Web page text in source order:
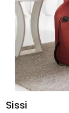
Sissi